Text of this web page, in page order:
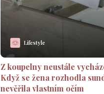
Lifestyle
Z koupelny neustále
Když se žena rozhodla
nevěřila vlastním očím